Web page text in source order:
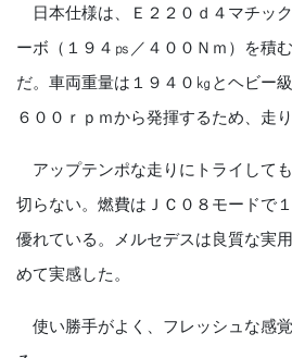
日本仕様は、Ｅ２２０ｄ４マチッ
ーボ（１９４㎰／４００Ｎｍ）を積
だ。車両重量は１９４０㎏とヘビー
６００ｒｐｍから発揮するため、走り
アップテンポな走りにトライして
切らない。燃費はＪＣ０８モードで
優れている。メルセデスは良質な実
めて実感した。
使い勝手がよく、フレッシュな感